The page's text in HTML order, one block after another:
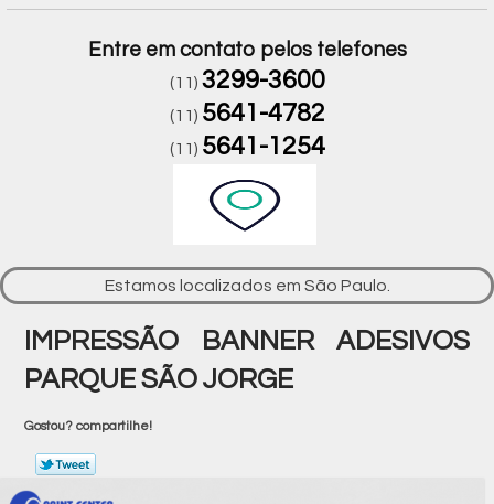
Entre em contato pelos telefones
(11) 3299-3600
(11) 5641-4782
(11) 5641-1254
Estamos localizados em São Paulo.
IMPRESSÃO BANNER ADESIVOS
PARQUE SÃO JORGE
Gostou? compartilhe!